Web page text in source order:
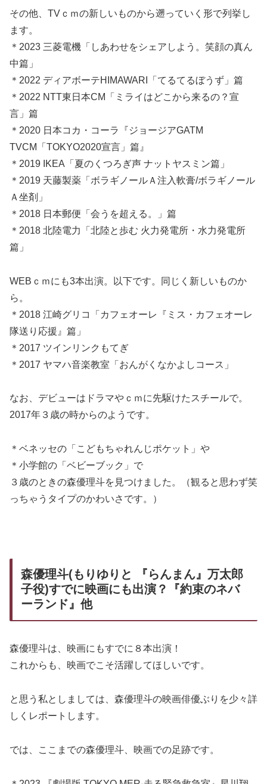
その他、TVｃｍの新しいものから遡っていく形で列挙し
ます。
＊2023 三菱電機「しあわせをシェアしよう。笑顔の真ん
中篇」
＊2022 ディアボーテHIMAWARI「てるてるぼうず」篇
＊2022 NTT東日本CM「ミライはどこから来るの？宣
言」篇
＊2020 日本コカ・コーラ『ジョージアGATM
TVCM「TOKYO2020宣言」篇』
＊2019 IKEA「夏のくつろぎ声 ナットヤスミン篇」
＊2019 天藤製薬「ボラギノールＡ注入軟膏/ボラギノール
Ａ坐剤」
＊2018 日本郵便「会うを超える。」篇
＊2018 北陸電力「北陸と歩む 火力発電所・水力発電所
篇」
WEBｃｍにも3本出演。以下です。同じく新しいものか
ら。
＊2018 江崎グリコ「カフェオーレ『ミス・カフェオーレ
隊送り応援』篇」
＊2017 ツインリンクもてぎ
＊2017 ヤマハ音楽教室「おんがくなかよしコース」
なお、デビューはドラマやｃｍに先駆けたスチールで。
2017年３歳の時からのようです。
＊ベネッセの「こどもちゃれんじポケット」や
＊小学館の「ベビーブック」で
３歳のときの森優理斗を見つけました。（観ると思わず笑
っちゃうタイプのかわいさです。）
森優理斗(もりゆりと 『らんまん』万太郎
子役)すでに映画にも出演？『約束のネバ
ーランド』他
森優理斗は、映画にもすでに８本出演！
これからも、映画でこそ活躍してほしいです。
と思う私としましては、森優理斗の映画俳優ぶりを少々詳
しくレポートします。
では、ここまでの森優理斗、映画での足跡です。